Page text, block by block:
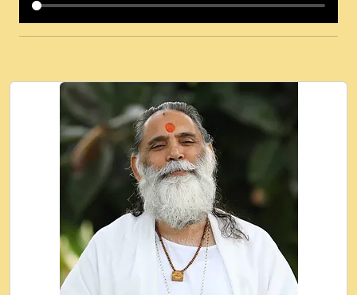
कई पकड क मर हथ र मह वदवन पहच दय! मह जन
Ki - Krishna Bhajan - New Bhajan 2020
#Ishwar Bhakti.mp3
जब से गीता ज्ञान पाया मैं बड़ी मस्ती में हूँ । 2018 -
Rishikesh - Ratan Ji Rasik.mp3
तन हल दल द सनव मड उतत सर रख क, नल रव त
गल लग जव त सर उतत हथ रख द!.mp3
तू कर प्रीतम से प्रीत, यूहीं दिन बीतते जाते हैं ।
2018 - Rishikesh - Swami Gyananand Ji
Maharaj.mp3